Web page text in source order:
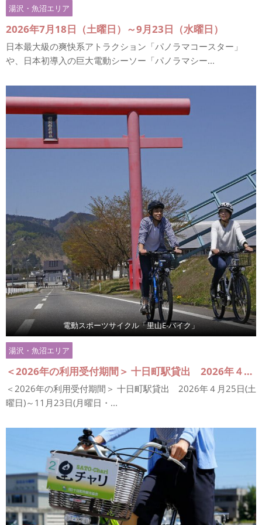
湯沢・魚沼エリア
2026年7月18日（土曜日）～9月23日（水曜日）
日本最大級の爽快系アトラクション「パノラマコースター」
や、日本初導入の巨大電動シーソー「パノラマシー...
電動スポーツサイクル「里山E-バイク」
湯沢・魚沼エリア
＜2026年の利用受付期間＞ 十日町駅貸出 2026年４月25日(土曜日)～11月23日(月曜日・祝日) ※天候や積雪状況によって変更となる場合があります。 ●例年4月下旬~11月（降雪時を除く）
＜2026年の利用受付期間＞ 十日町駅貸出 2026年４月25日(土
曜日)～11月23日(月曜日・...